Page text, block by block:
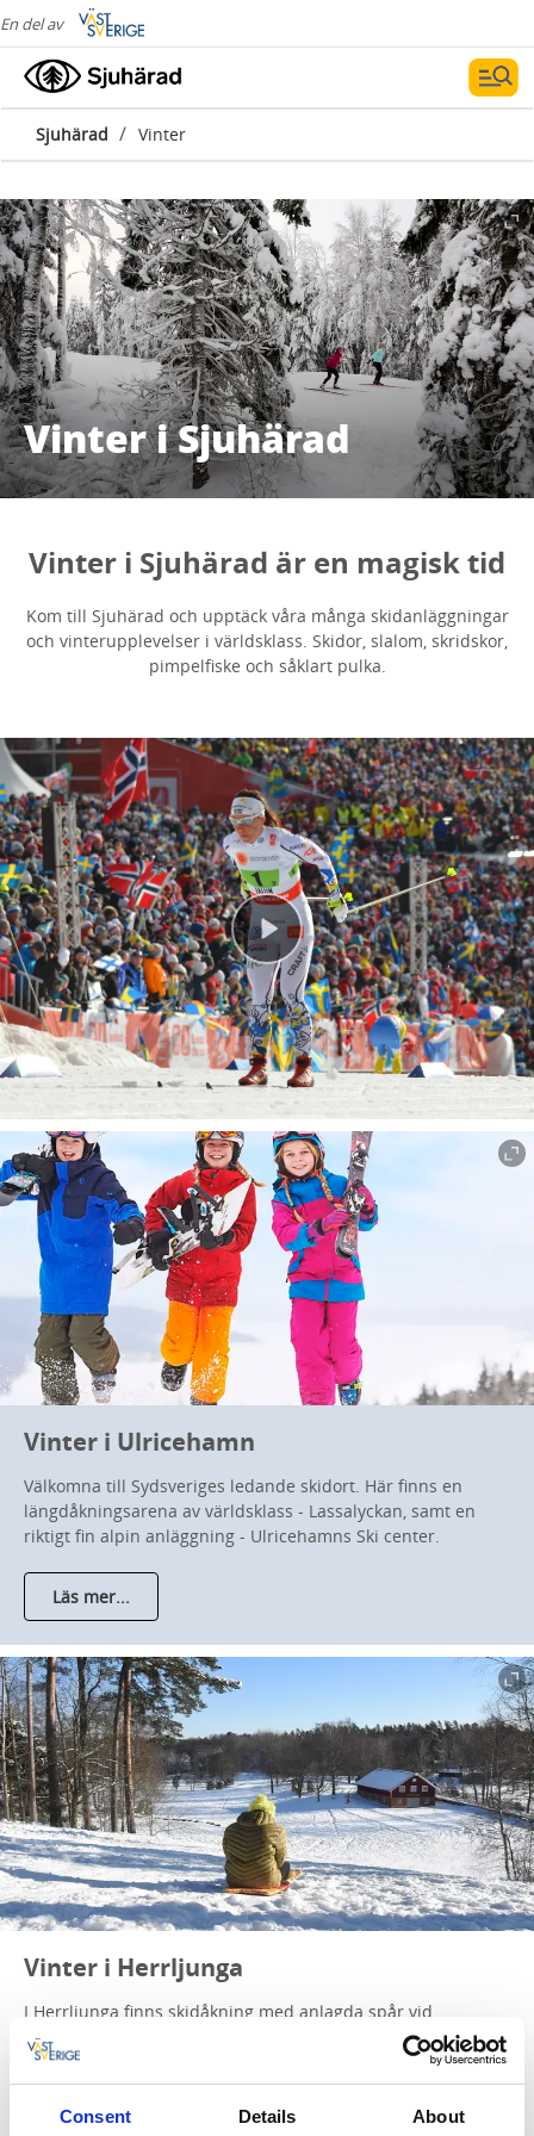
Consent Details About
En del av
Sjuhärad / Vinter
Vinter i Sjuhärad
Vinter i Sjuhärad är en magisk tid
Kom till Sjuhärad och upptäck våra många skidanläggningar
och vinterupplevelser i världsklass. Skidor, slalom, skridskor,
pimpelfiske och såklart pulka.
Vinter i Ulricehamn
Välkomna till Sydsveriges ledande skidort. Här finns en
längdåkningsarena av världsklass - Lassalyckan, samt en
riktigt fin alpin anläggning - Ulricehamns Ski center.
Läs mer...
Vinter i Herrljunga
I Herrljunga finns skidåkning med anlagda spår vid
Herrljunga golfbana, skridskoåkning dels vid Herrljunga
sportcenter och dels vid Mörlanda hallen i Annelund. Även
belysta pulkabackar med grillplats.